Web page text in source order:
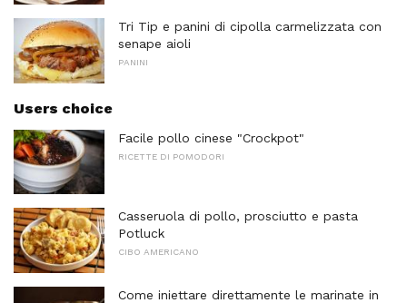
Tri Tip e panini di cipolla carmelizzata con
senape aioli
PANINI
Users choice
Facile pollo cinese "Crockpot"
RICETTE DI POMODORI
Casseruola di pollo, prosciutto e pasta
Potluck
CIBO AMERICANO
Come iniettare direttamente le marinate in